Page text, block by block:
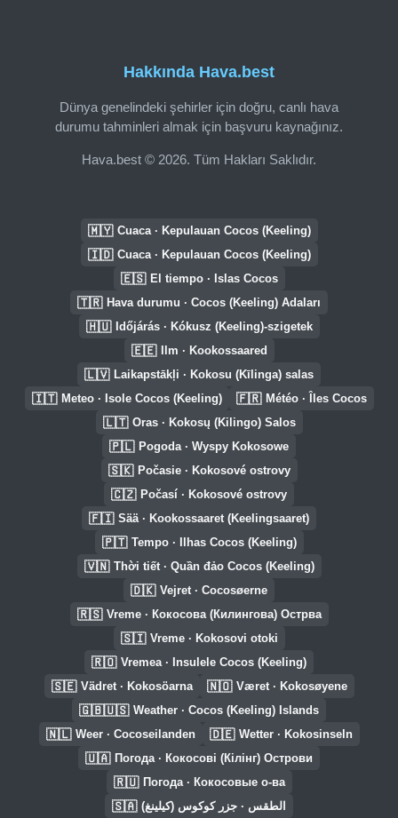
Hakkında Hava.best
Dünya genelindeki şehirler için doğru, canlı hava
durumu tahminleri almak için başvuru kaynağınız.
Hava.best © 2026. Tüm Hakları Saklıdır.
🇲🇾 Cuaca · Kepulauan Cocos (Keeling)
🇮🇩 Cuaca · Kepulauan Cocos (Keeling)
🇪🇸 El tiempo · Islas Cocos
🇹🇷 Hava durumu · Cocos (Keeling) Adaları
🇭🇺 Időjárás · Kókusz (Keeling)-szigetek
🇪🇪 Ilm · Kookossaared
🇱🇻 Laikapstākļi · Kokosu (Kīlinga) salas
🇮🇹 Meteo · Isole Cocos (Keeling) 🇫🇷 Météo · Îles Cocos
🇱🇹 Oras · Kokosų (Kilingo) Salos
🇵🇱 Pogoda · Wyspy Kokosowe
🇸🇰 Počasie · Kokosové ostrovy
🇨🇿 Počasí · Kokosové ostrovy
🇫🇮 Sää · Kookossaaret (Keelingsaaret)
🇵🇹 Tempo · Ilhas Cocos (Keeling)
🇻🇳 Thời tiết · Quần đảo Cocos (Keeling)
🇩🇰 Vejret · Cocosøerne
🇷🇸 Vreme · Кокосова (Килингова) Острва
🇸🇮 Vreme · Kokosovi otoki
🇷🇴 Vremea · Insulele Cocos (Keeling)
🇸🇪 Vädret · Kokosöarna 🇳🇴 Været · Kokosøyene
🇬🇧🇺🇸 Weather · Cocos (Keeling) Islands
🇳🇱 Weer · Cocoseilanden 🇩🇪 Wetter · Kokosinseln
🇺🇦 Погода · Кокосові (Кілінг) Острови
🇷🇺 Погода · Кокосовые о-ва
🇸🇦 الطقس · جزر كوكوس (كيلينغ)